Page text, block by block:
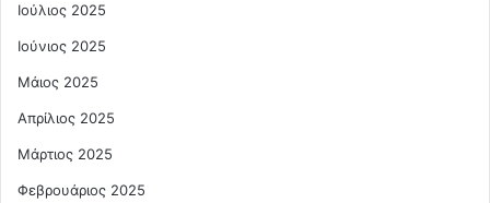
Ιούλιος 2025
Ιούνιος 2025
Μάιος 2025
Απρίλιος 2025
Μάρτιος 2025
Φεβρουάριος 2025